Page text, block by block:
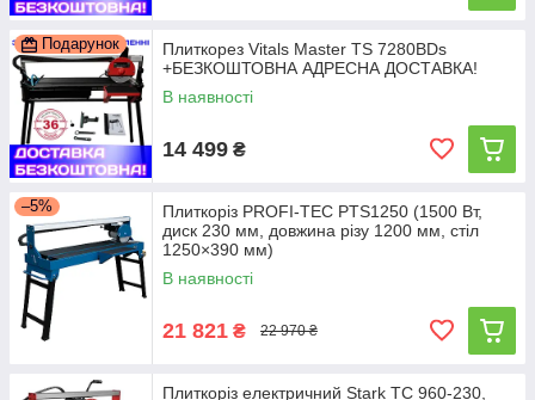
Подарунок
Плиткорез Vitals Master TS 7280BDs
+БЕЗКОШТОВНА АДРЕСНА ДОСТАВКА!
В наявності
14 499 ₴
–5%
Плиткоріз PROFI-TEC PTS1250 (1500 Вт,
диск 230 мм, довжина різу 1200 мм, стіл
1250×390 мм)
В наявності
21 821 ₴ 22 970 ₴
Плиткоріз електричний Stark TC 960-230,